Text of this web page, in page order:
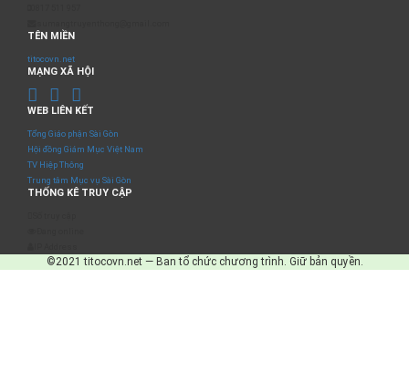
TÊN MIỀN
titocovn.net
MẠNG XÃ HỘI
WEB LIÊN KẾT
Tổng Giáo phận Sài Gòn
Hội đồng Giám Mục Việt Nam
TV Hiệp Thông
Trung tâm Mục vụ Sài Gòn
THỐNG KÊ TRUY CẬP
©2021 titocovn.net — Ban tổ chức chương trình. Giữ bản quyền.